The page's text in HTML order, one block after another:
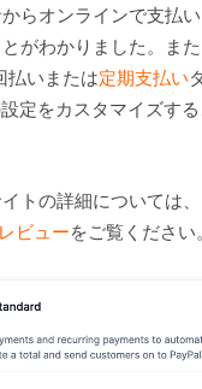
らオンラインで支払
がわかりました。ま
払いまたは定期支払い
定をカスタマイズす
トの詳細については、
ビューをご覧ください。